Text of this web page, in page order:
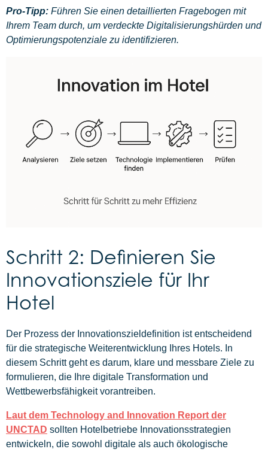
Pro-Tipp: Führen Sie einen detaillierten Fragebogen mit
Ihrem Team durch, um verdeckte Digitalisierungshürden und
Optimierungspotenziale zu identifizieren.
Schritt 2: Definieren Sie
Innovationsziele für Ihr
Hotel
Der Prozess der Innovationszieldefinition ist entscheidend
für die strategische Weiterentwicklung Ihres Hotels. In
diesem Schritt geht es darum, klare und messbare Ziele zu
formulieren, die Ihre digitale Transformation und
Wettbewerbsfähigkeit vorantreiben.
Laut dem Technology and Innovation Report der
UNCTAD sollten Hotelbetriebe Innovationsstrategien
entwickeln, die sowohl digitale als auch ökologische